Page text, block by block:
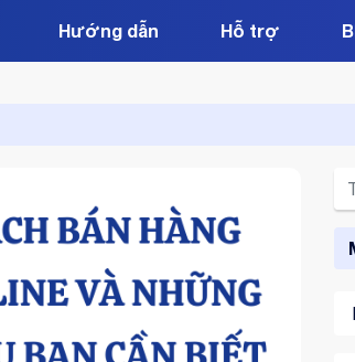
Hướng dẫn Hỗ trợ